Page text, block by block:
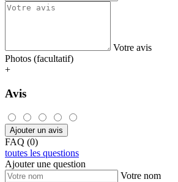
Votre avis
Photos (facultatif)
+
Avis
Ajouter un avis
FAQ (0)
toutes les questions
Ajouter une question
Votre nom